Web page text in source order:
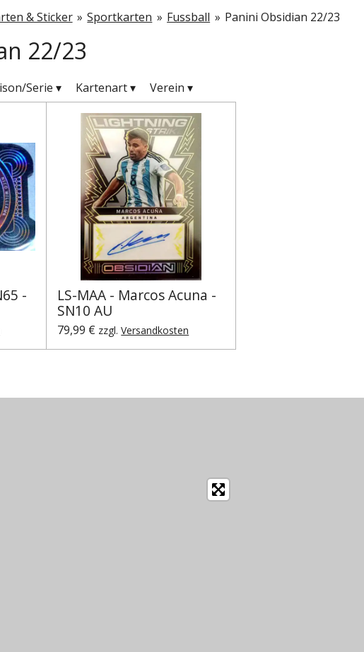
& Sticker » Sportkarten » Fussball » Panini Obsidian 22/23
22/23
Serie ▾ Kartenart▾ Verein ▾
-
LS-MAA - Marcos Acuna -
SN10 AU
79,99 € zzgl.Versandkosten